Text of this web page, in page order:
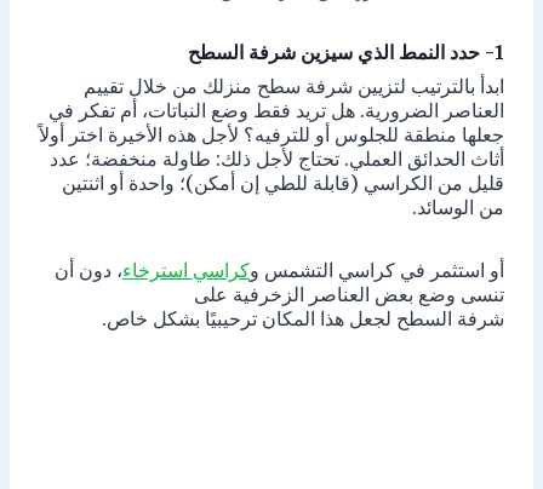
1- حدد النمط الذي سيزين شرفة السطح
ابدأ بالترتيب لتزيين شرفة سطح منزلك من خلال تقييم
العناصر الضرورية. هل تريد فقط وضع النباتات، أم تفكر في
جعلها منطقة للجلوس أو للترفيه؟ لأجل هذه الأخيرة اختر أولاً
أثاث الحدائق العملي. تحتاج لأجل ذلك: طاولة منخفضة؛ عدد
قليل من الكراسي (قابلة للطي إن أمكن)؛ واحدة أو اثنتين
من الوسائد.
أو استثمر في كراسي التشمس وكراسي استرخاء، دون أن
تنسى وضع بعض العناصر الزخرفية على
شرفة السطح لجعل هذا المكان ترحيبيًا بشكل خاص.